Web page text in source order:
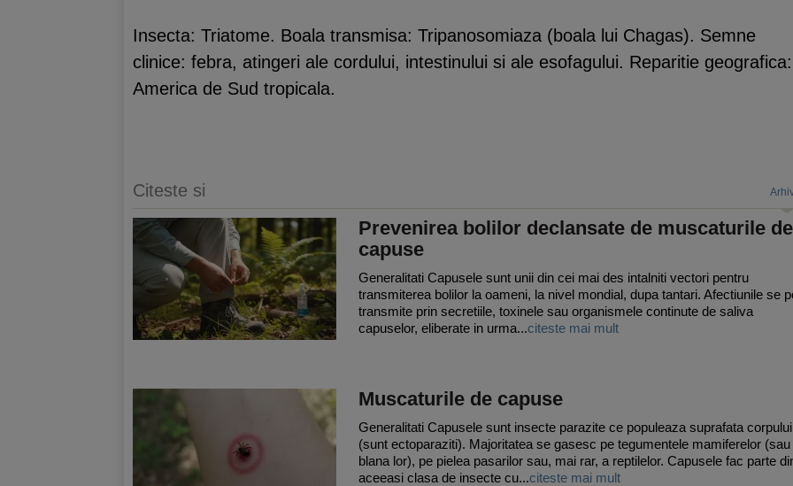
Insecta: Triatome. Boala transmisa: Tripanosomiaza (boala lui Chagas). Semne
clinice: febra, atingeri ale cordului, intestinului si ale esofagului. Reparitie geografica:
America de Sud tropicala.
Citeste si
Prevenirea bolilor declansate de muscaturile de
capuse
Generalitati Capusele sunt unii din cei mai des intalniti vectori pentru
transmiterea bolilor la oameni, la nivel mondial, dupa tantari. Afectiunile se
transmite prin secretiile, toxinele sau organismele continute de saliva
capuselor, eliberate in urma...citeste mai mult
Muscaturile de capuse
Generalitati Capusele sunt insecte parazite ce populeaza suprafata corpului
(sunt ectoparaziti). Majoritatea se gasesc pe tegumentele mamiferelor (sau
blana lor), pe pielea pasarilor sau, mai rar, a reptilelor. Capusele fac parte
aceeasi clasa de insecte cu...citeste mai mult